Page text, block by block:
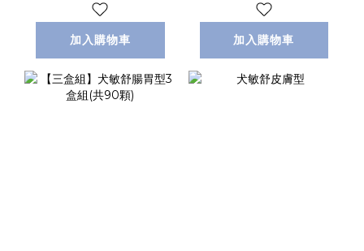
加入購物車 加入購物車